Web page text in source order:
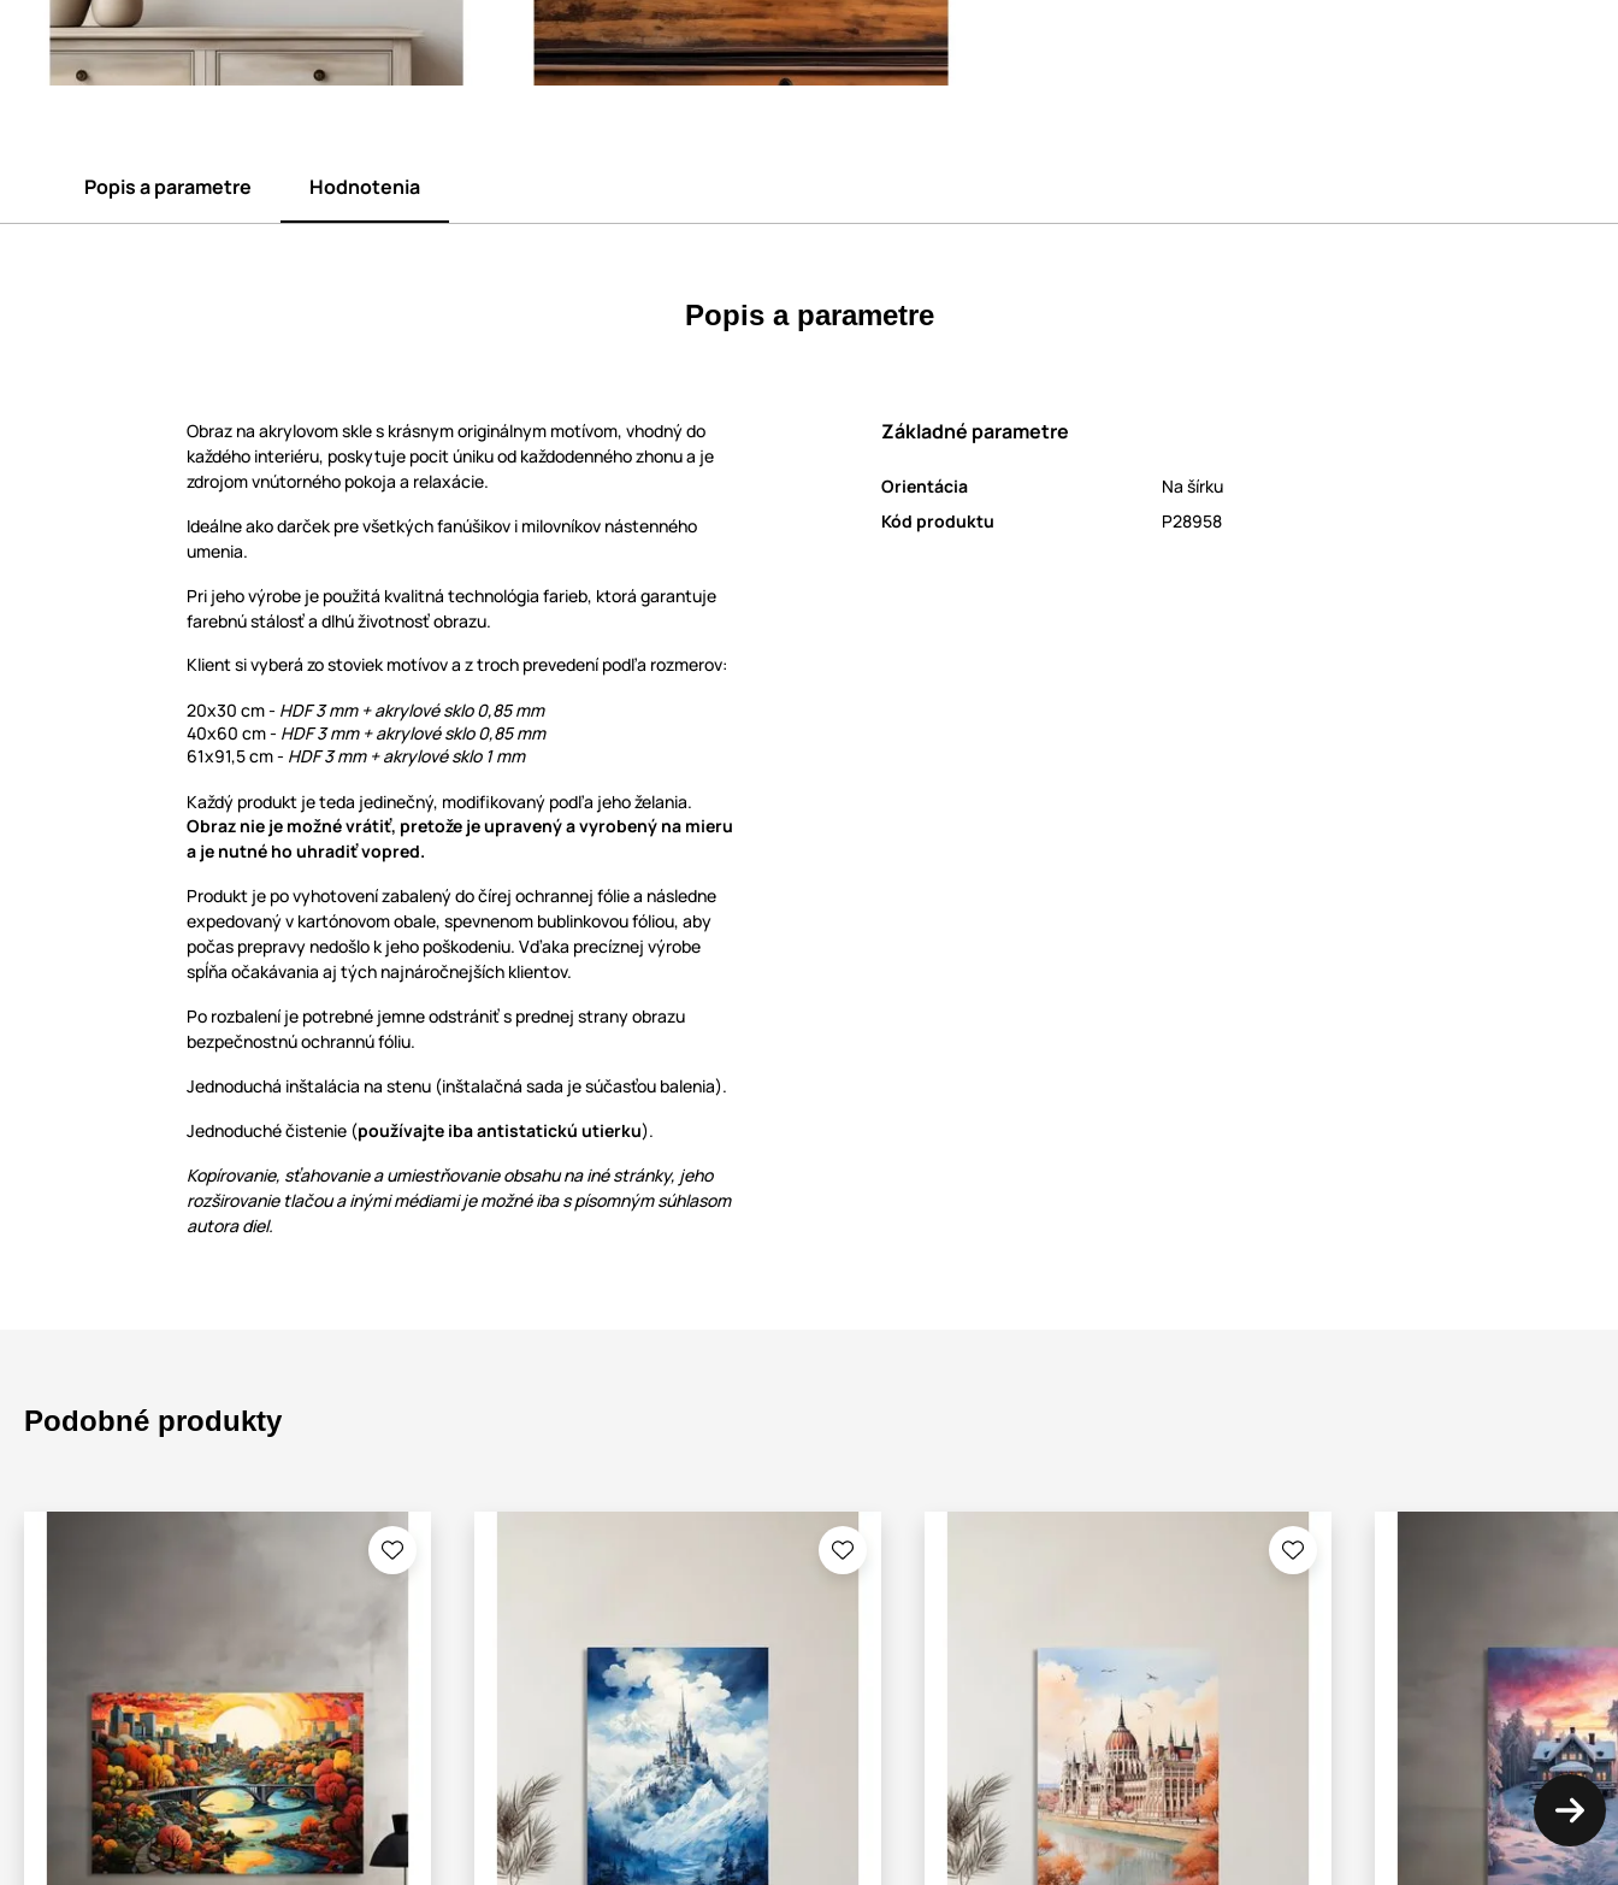
Popis a parametre Hodnotenia
Popis a parametre
Obraz na akrylovom skle s krásnym originálnym motívom, vhodný do
každého interiéru, poskytuje pocit úniku od každodenného zhonu a je
zdrojom vnútorného pokoja a relaxácie.
Ideálne ako darček pre všetkých fanúšikov i milovníkov nástenného
umenia.
Pri jeho výrobe je použitá kvalitná technológia farieb, ktorá garantuje
farebnú stálosť a dlhú životnosť obrazu.
Klient si vyberá zo stoviek motívov a z troch prevedení podľa rozmerov:
20x30 cm - HDF 3 mm + akrylové sklo 0,85 mm
40x60 cm - HDF 3 mm + akrylové sklo 0,85 mm
61x91,5 cm - HDF 3 mm + akrylové sklo 1 mm
Každý produkt je teda jedinečný, modifikovaný podľa jeho želania.
Obraz nie je možné vrátiť, pretože je upravený a vyrobený na mieru
a je nutné ho uhradiť vopred.
Produkt je po vyhotovení zabalený do čírej ochrannej fólie a následne
expedovaný v kartónovom obale, spevnenom bublinkovou fóliou, aby
počas prepravy nedošlo k jeho poškodeniu. Vďaka precíznej výrobe
spĺňa očakávania aj tých najnáročnejších klientov.
Po rozbalení je potrebné jemne odstrániť s prednej strany obrazu
bezpečnostnú ochrannú fóliu.
Jednoduchá inštalácia na stenu (inštalačná sada je súčasťou balenia).
Jednoduché čistenie (používajte iba antistatickú utierku).
Kopírovanie, sťahovanie a umiestňovanie obsahu na iné stránky, jeho
rozširovanie tlačou a inými médiami je možné iba s písomným súhlasom
autora diel.
Základné parametre
Orientácia
Na šírku
Kód produktu
P28958
Podobné produkty